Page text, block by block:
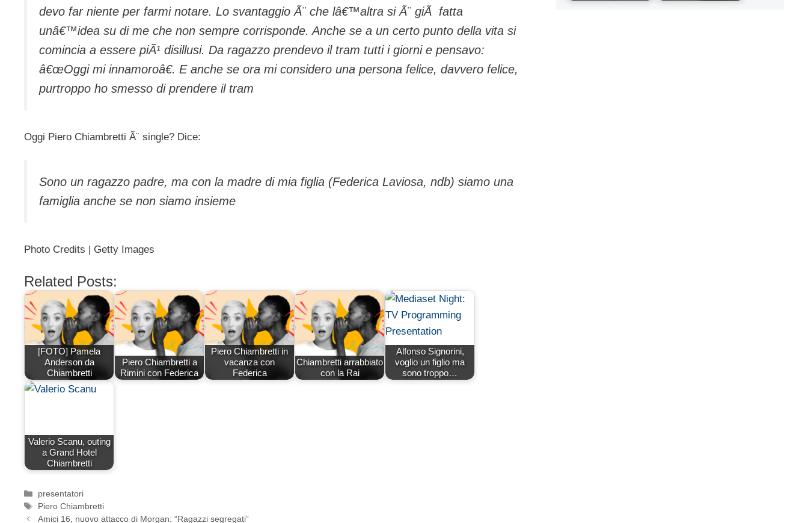
devo far niente per farmi notare. Lo svantaggio Ã¨ che lâ€™altra si Ã¨ giÃ fatta
unâ€™idea su di me che non sempre corrisponde. Anche se a un certo punto della vita si
comincia a essere piÃ¹ disillusi. Da ragazzo prendevo il tram tutti i giorni e pensavo:
â€œOggi mi innamoroâ€. E anche se ora mi considero una persona felice, davvero felice,
purtroppo ho smesso di prendere il tram
Oggi Piero Chiambretti Ã¨ single? Dice:
Sono un ragazzo padre, ma con la madre di mia figlia (Federica Laviosa, ndb) siamo una
famiglia anche se non siamo insieme
Photo Credits | Getty Images
Related Posts:
[FOTO] Pamela
Anderson da
Chiambretti
Piero Chiambretti a
Rimini con Federica
Piero Chiambretti in
vacanza con
Federica
Chiambretti arrabbiato
con la Rai
Alfonso Signorini,
voglio un figlio ma
sono troppo…
Valerio Scanu, outing
a Grand Hotel
Chiambretti
Categorie
presentatori
Tag
Piero Chiambretti
Amici 16, nuovo attacco di Morgan: “Ragazzi segregati”